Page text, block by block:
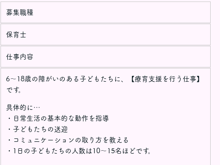
募集職種
保育士
仕事内容
6～18歳の障がいのある子どもたちに、【療育支援を行う仕事】
です。
具体的に…
・日常生活の基本的な動作を指導
・子どもたちの送迎
・コミュニケーションの取り方を教える
・1日の子どもたちの人数は10～15名ほどです。